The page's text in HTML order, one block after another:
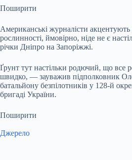
Поширити
Американські журналісти
рослинності, ймовірно, ніде не є
річки Дніпро на Запоріжжі.
Ґрунт тут настільки родючий, що все
швидко, — зауважив підполковник
батальйону безпілотників у 128-й
бригаді України.
Поширити
Джерело